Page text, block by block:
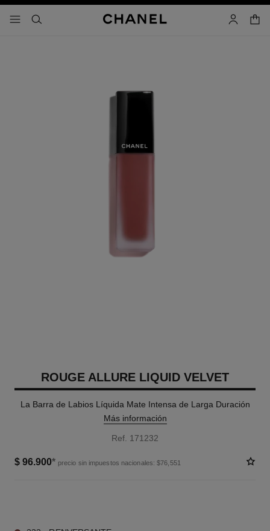
- navegación principal
buscar cuenta
ROUGE ALLURE LIQUID VELVET
La Barra de Labios Líquida Mate Intensa de Larga Duración
Más información
Ref. 171232
$ 96.900* precio sin impuestos nacionales: $76,551